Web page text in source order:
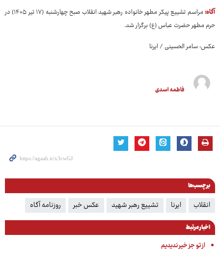
آگاه:
مراسم تشییع پیکر مطهر خانواده رهبر شهید انقلاب صبح چهارشنبه (۱۷ تیر ۱۴۰۵) در
حرم مطهر حضرت عباس (ع) برگزار شد.
عکس: سامر الحسینی / ایرنا
فاطمه اسدی
برچسب‌ها
انقلاب ایرنا تشییع رهبر شهید عکس خبر روزنامه آگاه
اخبار مرتبط
از تو جز خیر ندیدیم